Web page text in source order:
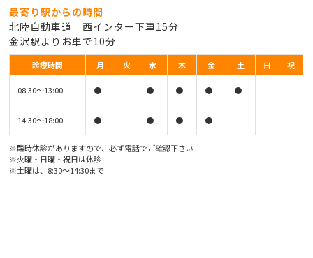
最寄り駅からの時間
北陸自動車道 西インター下車15分
金沢駅よりお車で10分
診療時間 月 火 水 木 金 土 日 祝
08:30〜13:00 ● - ● ● ● ● - -
14:30〜18:00 ● - ● ● ● - - -
※臨時休診がありますので、必ず電話でご確認下さい
※火曜・日曜・祝日は休診
※土曜は、8:30〜14:30まで